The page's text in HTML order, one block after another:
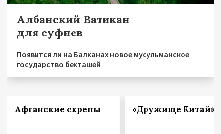
Албанский Ватикан
для суфиев
Появится ли на Балканах новое мусульманское
государство бекташей
Афганские скрепы «Дружище Китай»